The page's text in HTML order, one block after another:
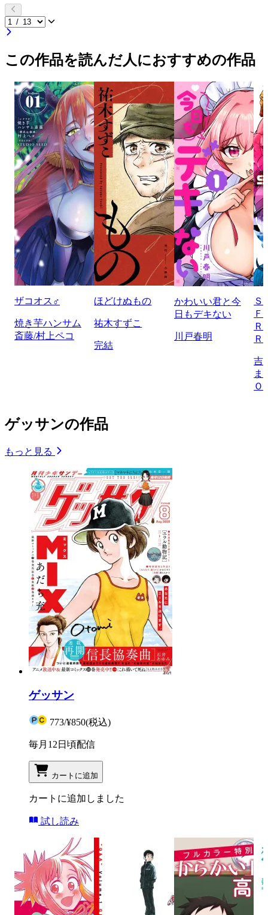
この作品を読んだ人におすすめの作品
ザコオス♂
焼き芋ハンサム
斎藤/村上ペコ
ほどけぬもの
祐木すずこ
完結
かわいい君と今
日もデキない
川戸春明
Ｆ
Ｒ
吉
ま
Ｏ
ゲッサンの作品
もっと見る
ゲッサン
773/¥850(税込)
毎月12日頃配信
カートに追加
カートに追加しました
試し読み